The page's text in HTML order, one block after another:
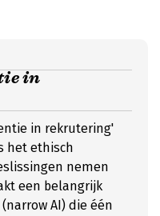
in
in rekrutering'
het ethisch
nemen
een belangrijk
AI) die één